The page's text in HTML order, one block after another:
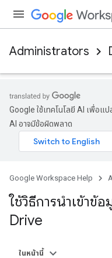
Administrators
Google ใช้เทคโนโลยี AI เพื่อแ
AI อาจมีข้อผิดพลาด
Google Workspace Help
ใช้วิธีการนำเข้าข้
Drive
ในหน้านี้